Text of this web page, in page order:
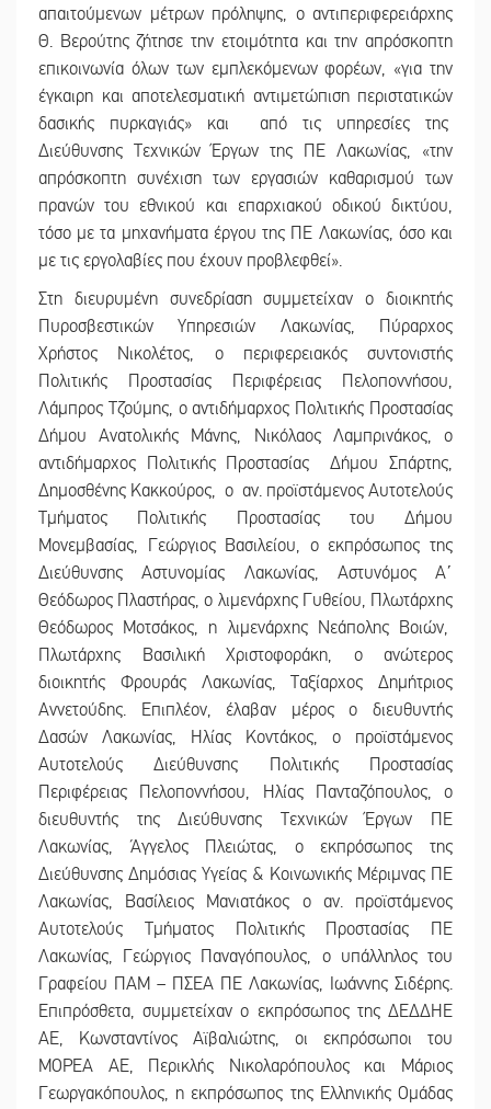
απαιτούμενων μέτρων πρόληψης, ο αντιπεριφερειάρχης
Θ. Βερούτης ζήτησε την ετοιμότητα και την απρόσκοπτη
επικοινωνία όλων των εμπλεκόμενων φορέων, «για την
έγκαιρη και αποτελεσματική αντιμετώπιση περιστατικών
δασικής πυρκαγιάς» και από τις υπηρεσίες της
Διεύθυνσης Τεχνικών Έργων της ΠΕ Λακωνίας, «την
απρόσκοπτη συνέχιση των εργασιών καθαρισμού των
πρανών του εθνικού και επαρχιακού οδικού δικτύου,
τόσο με τα μηχανήματα έργου της ΠΕ Λακωνίας, όσο και
με τις εργολαβίες που έχουν προβλεφθεί».
Στη διευρυμένη συνεδρίαση συμμετείχαν ο διοικητής
Πυροσβεστικών Υπηρεσιών Λακωνίας, Πύραρχος
Χρήστος Νικολέτος, ο περιφερειακός συντονιστής
Πολιτικής Προστασίας Περιφέρειας Πελοποννήσου,
Λάμπρος Τζούμης, ο αντιδήμαρχος Πολιτικής Προστασίας
Δήμου Ανατολικής Μάνης, Νικόλαος Λαμπρινάκος, ο
αντιδήμαρχος Πολιτικής Προστασίας Δήμου Σπάρτης,
Δημοσθένης Κακκούρος, ο αν. προϊστάμενος Αυτοτελούς
Τμήματος Πολιτικής Προστασίας του Δήμου
Μονεμβασίας, Γεώργιος Βασιλείου, ο εκπρόσωπος της
Διεύθυνσης Αστυνομίας Λακωνίας, Αστυνόμος Α΄
Θεόδωρος Πλαστήρας, ο λιμενάρχης Γυθείου, Πλωτάρχης
Θεόδωρος Μοτσάκος, η λιμενάρχης Νεάπολης Βοιών,
Πλωτάρχης Βασιλική Χριστοφοράκη, ο ανώτερος
διοικητής Φρουράς Λακωνίας, Ταξίαρχος Δημήτριος
Αννετούδης. Επιπλέον, έλαβαν μέρος ο διευθυντής
Δασών Λακωνίας, Ηλίας Κοντάκος, ο προϊστάμενος
Αυτοτελούς Διεύθυνσης Πολιτικής Προστασίας
Περιφέρειας Πελοποννήσου, Ηλίας Πανταζόπουλος, ο
διευθυντής της Διεύθυνσης Τεχνικών Έργων ΠΕ
Λακωνίας, Άγγελος Πλειώτας, ο εκπρόσωπος της
Διεύθυνσης Δημόσιας Υγείας & Κοινωνικής Μέριμνας ΠΕ
Λακωνίας, Βασίλειος Μανιατάκος ο αν. προϊστάμενος
Αυτοτελούς Τμήματος Πολιτικής Προστασίας ΠΕ
Λακωνίας, Γεώργιος Παναγόπουλος, ο υπάλληλος του
Γραφείου ΠΑΜ – ΠΣΕΑ ΠΕ Λακωνίας, Ιωάννης Σιδέρης.
Επιπρόσθετα, συμμετείχαν ο εκπρόσωπος της ΔΕΔΔΗΕ
ΑΕ, Κωνσταντίνος Αϊβαλιώτης, οι εκπρόσωποι του
ΜΟΡΕΑ ΑΕ, Περικλής Νικολαρόπουλος και Μάριος
Γεωργακόπουλος, η εκπρόσωπος της Ελληνικής Ομάδας